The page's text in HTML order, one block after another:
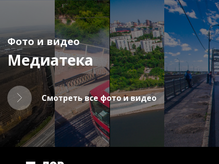
Фото и видео
Медиатека
Смотреть все фото и видео